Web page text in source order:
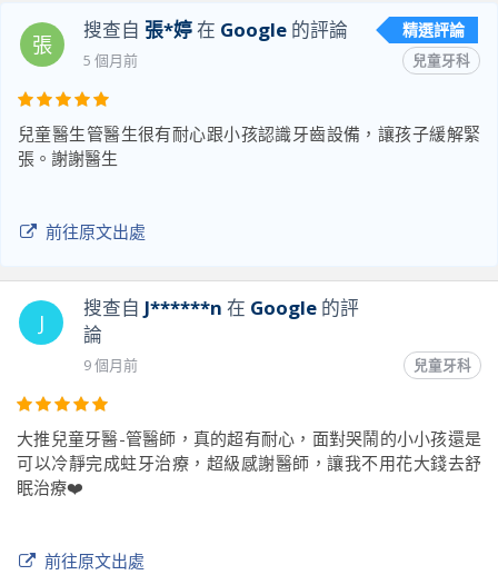
張
搜查自 張*婷在 Google 的評論 精選評論
5 個月前 兒童牙科
兒童醫生管醫生很有耐心跟小孩認識牙齒設備，讓孩子緩解緊
張。謝謝醫生
前往原文出處
J
搜查自 J******n 在 Google的評
論
9 個月前 兒童牙科
大推兒童牙醫-管醫師，真的超有耐心，面對哭鬧的小小孩還是
可以冷靜完成蛀牙治療，超級感謝醫師，讓我不用花大錢去舒
眠治療❤️
前往原文出處